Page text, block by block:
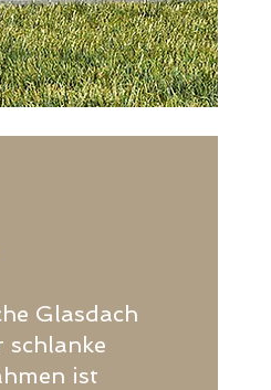
Glasdach
schlanke
ist